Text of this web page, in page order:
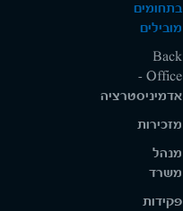
בתחומים
מובילים
Back
Office -
אדמיניסטרציה
מזכירות
מנהל
משרד
פקידות